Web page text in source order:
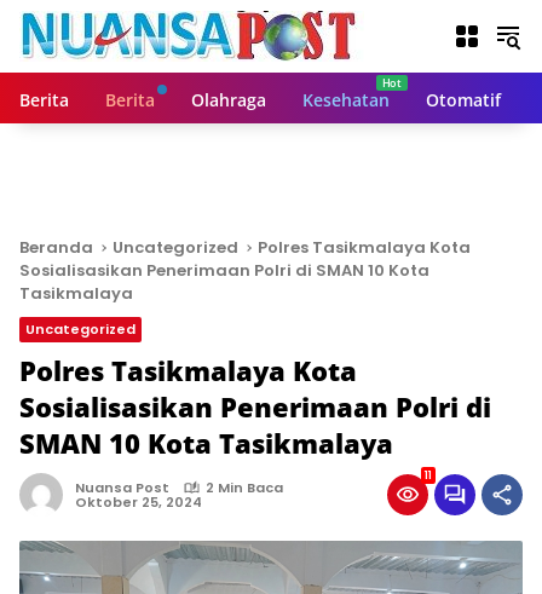
Berita Berita Olahraga Kesehatan Otomatif
Beranda Uncategorized
Polres Tasikmalaya Kota
Sosialisasikan Penerimaan Polri di SMAN 10 Kota
Tasikmalaya
Uncategorized
Polres Tasikmalaya Kota
Sosialisasikan Penerimaan Polri di
SMAN 10 Kota Tasikmalaya
Nuansa Post 2 Min Baca
Oktober 25, 2024
11